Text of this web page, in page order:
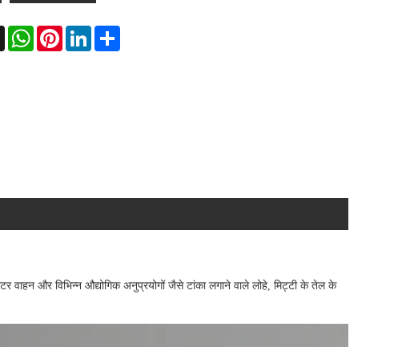
X WhatsAppPinterestLinkedInShare
वाहन और विभिन्न औद्योगिक अनुप्रयोगों जैसे टांका लगाने वाले लोहे, मिट्टी के तेल के